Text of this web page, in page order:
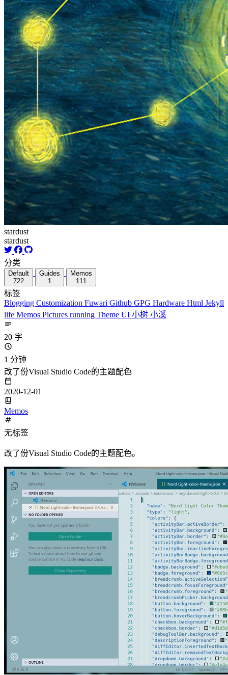
stardust
stardust
分类
Default
722
Guides
1
Memos
111
标签
Blogging Customization Fuwari Github GPG Hardware Html Jekyll
life Memos Pictures running Theme UI 小树 小溪
20 字
1 分钟
改了份Visual Studio Code的主题配色
2020-12-01
Memos
无标签
改了份Visual Studio Code的主题配色。